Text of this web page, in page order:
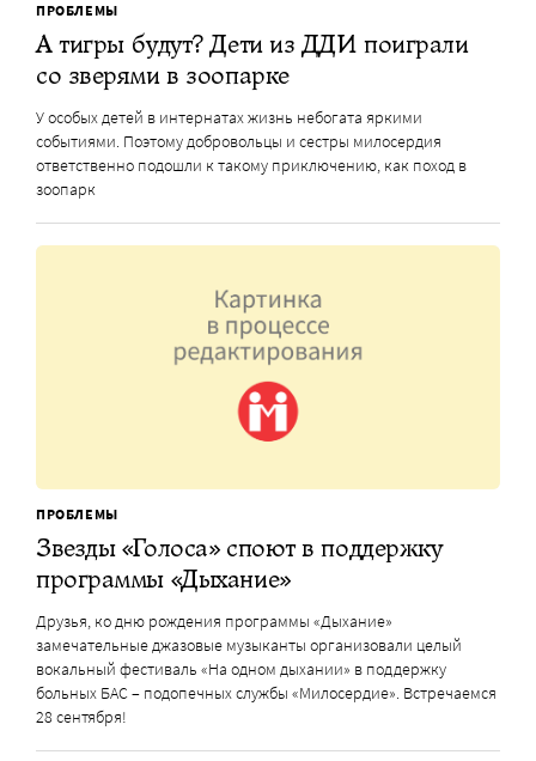
ПРОБЛЕМЫ
А тигры будут? Дети из ДДИ поиграли
со зверями в зоопарке
У особых детей в интернатах жизнь небогата яркими
событиями. Поэтому добровольцы и сестры милосердия
ответственно подошли к такому приключению, как поход в
зоопарк
ПРОБЛЕМЫ
Звезды «Голоса» споют в поддержку
программы «Дыхание»
Друзья, ко дню рождения программы «Дыхание»
замечательные джазовые музыканты организовали целый
вокальный фестиваль «На одном дыхании» в поддержку
больных БАС – подопечных службы «Милосердие». Встречаемся
28 сентября!